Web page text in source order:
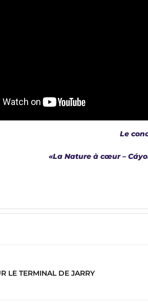
Le
«La Nature à cœur –
LE TERMINAL DE JARRY